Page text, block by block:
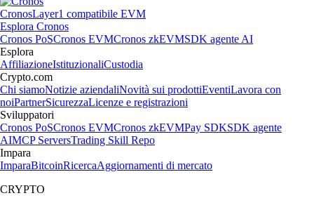
CronosLayer1 compatibile EVM
Esplora Cronos
Cronos PoSCronos EVMCronos zkEVMSDK agente AI
Esplora
AffiliazioneIstituzionaliCustodia
Crypto.com
Chi siamoNotizie aziendaliNovità sui prodottiEventiLavora con
noiPartnerSicurezzaLicenze e registrazioni
Sviluppatori
Cronos PoSCronos EVMCronos zkEVMPay SDKSDK agente
AIMCP ServersTrading Skill Repo
Impara
ImparaBitcoinRicercaAggiornamenti di mercato
CRYPTO